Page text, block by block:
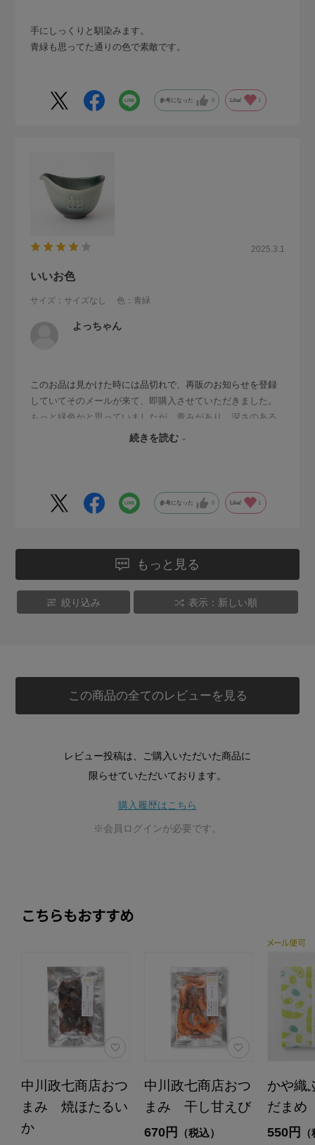
手にしっくりと馴染みます。
青緑も思ってた通りの色で素敵です。
参考になった 0 Like!
2025.3.1
いいお色
サイズ：サイズなし 色：青緑
よっちゃん
このお品は見かけた時には品切れで、再販のお知らせを登録
していてそのメールが来て、即購入させていただきました。
もっと緑色かと思っていましたが、青みがあり、深さのある
いいお色でとても気に入りました。
続きを読む
参考になった 0 Like!
もっと見る
絞り込み 表示：新しい順
この商品の全てのレビューを見る
レビュー投稿は、ご購入いただいた商品に
限らせていただいております。
購入履歴はこちら
※会員ログインが必要です。
こちらもおすすめ
中川政七商店おつ
まみ 焼ほたるい
か
中川政七商店おつ
まみ 干し甘えび
670円 （税込）
かや
だまめ
550円